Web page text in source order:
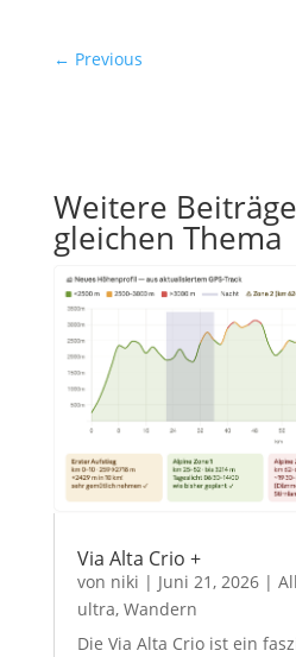
← Previous
Weitere
gleichen Thema
Via Alta Crio +
von niki | Juni 21, 2026|
ultra, Wandern
Die Via Alta Crio ist ein